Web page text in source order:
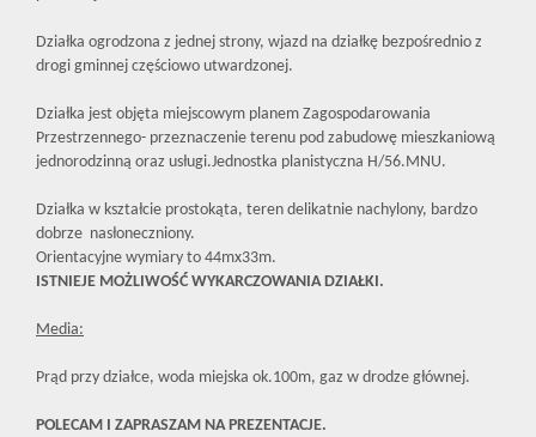
Działka ogrodzona z jednej strony, wjazd na działkę bezpośrednio z
drogi gminnej częściowo utwardzonej.
Działka jest objęta miejscowym planem Zagospodarowania
Przestrzennego- przeznaczenie terenu pod zabudowę mieszkaniową
jednorodzinną oraz usługi.Jednostka planistyczna H/56.MNU.
Działka w kształcie prostokąta, teren delikatnie nachylony, bardzo
dobrze nasłoneczniony.
Orientacyjne wymiary to 44mx33m.
ISTNIEJE MOŻLIWOŚĆ WYKARCZOWANIA DZIAŁKI.
Media:
Prąd przy działce, woda miejska ok.100m, gaz w drodze głównej.
POLECAM I ZAPRASZAM NA PREZENTACJE.